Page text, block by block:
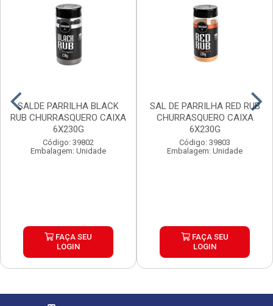
SALDE PARRILHA BLACK
RUB CHURRASQUERO CAIXA
6X230G
Código: 39802
Embalagem: Unidade
FAÇA SEU
LOGIN
SAL DE PARRILHA RED RUB
CHURRASQUERO CAIXA
6X230G
Código: 39803
Embalagem: Unidade
FAÇA SEU
LOGIN